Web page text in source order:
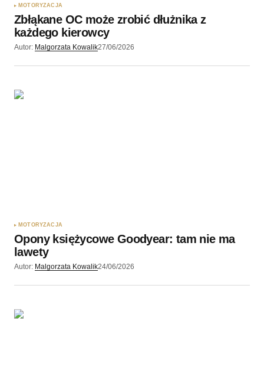
MOTORYZACJA
Zbłąkane OC może zrobić dłużnika z
każdego kierowcy
Autor: Malgorzata Kowalik27/06/2026
MOTORYZACJA
Opony księżycowe Goodyear: tam nie ma
lawety
Autor: Malgorzata Kowalik24/06/2026